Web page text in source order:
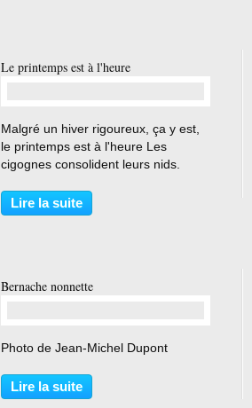
Le printemps est à l'heure
Malgré un hiver rigoureux, ça y est,
le printemps est à l'heure Les
cigognes consolident leurs nids.
Lire la suite
Bernache nonnette
Photo de Jean-Michel Dupont
Lire la suite